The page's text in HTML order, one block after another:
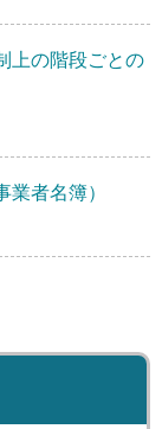
上の階段ごとの
者名簿）